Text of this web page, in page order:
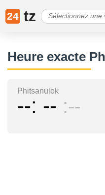
24 tz
Heure exacte
Phitsanulok
-- -- --